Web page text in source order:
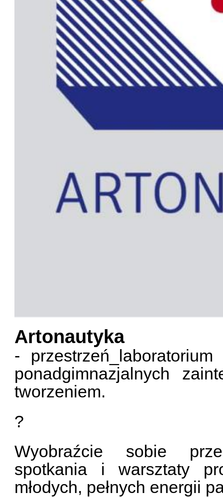
Artonautyka
-
ponadgimnazjalnych
tworzeniem.
?
Wyobraźcie sobie
spotkania i warsztaty
młodych, pełnych energii